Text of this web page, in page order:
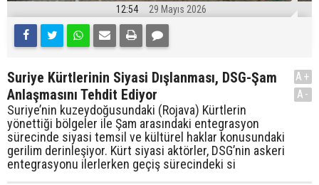
12:54 29 Mayıs 2026
Suriye Kürtlerinin Siyasi Dışlanması, DSG-Şam
Anlaşmasını Tehdit Ediyor
Suriye’nin kuzeydoğusundaki (Rojava) Kürtlerin
yönettiği bölgeler ile Şam arasındaki entegrasyon
sürecinde siyasi temsil ve kültürel haklar konusundaki
gerilim derinleşiyor. Kürt siyasi aktörler, DSG’nin askeri
entegrasyonu ilerlerken geçiş sürecindeki si
A+
A-